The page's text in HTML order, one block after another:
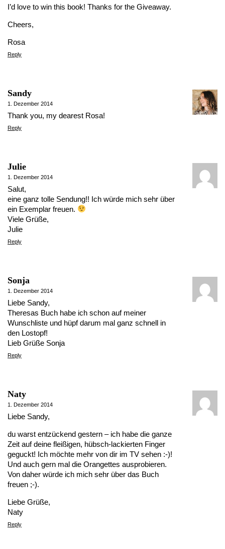
I’d love to win this book! Thanks for the Giveaway.
Cheers,
Rosa
Reply
Sandy
1. Dezember 2014
Thank you, my dearest Rosa!
Reply
Julie
1. Dezember 2014
Salut,
eine ganz tolle Sendung!! Ich würde mich sehr über
ein Exemplar freuen.
Viele Grüße,
Julie
Reply
Sonja
1. Dezember 2014
Liebe Sandy,
Theresas Buch habe ich schon auf meiner
Wunschliste und hüpf darum mal ganz schnell in
den Lostopf!
Lieb Grüße Sonja
Reply
Naty
1. Dezember 2014
Liebe Sandy,
du warst entzückend gestern – ich habe die ganze
Zeit auf deine fleißigen, hübsch-lackierten Finger
geguckt! Ich möchte mehr von dir im TV sehen :-)!
Und auch gern mal die Orangettes ausprobieren.
Von daher würde ich mich sehr über das Buch
freuen ;-).
Liebe Grüße,
Naty
Reply